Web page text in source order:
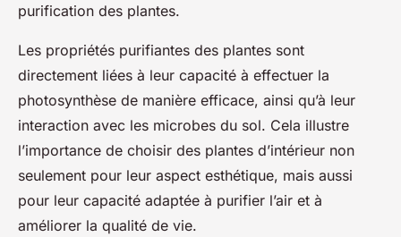
purification des plantes.
Les propriétés purifiantes des plantes sont
directement liées à leur capacité à effectuer la
photosynthèse de manière efficace, ainsi qu’à leur
interaction avec les microbes du sol. Cela illustre
l’importance de choisir des plantes d’intérieur non
seulement pour leur aspect esthétique, mais aussi
pour leur capacité adaptée à purifier l’air et à
améliorer la qualité de vie.